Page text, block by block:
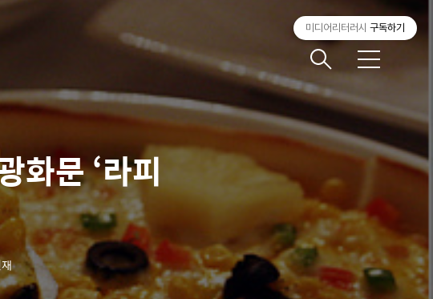
메
화문 ‘라피
미디어리터러시 구독하기